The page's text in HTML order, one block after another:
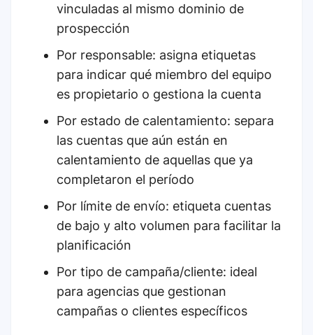
vinculadas al mismo dominio de
prospección
Por responsable: asigna etiquetas
para indicar qué miembro del equipo
es propietario o gestiona la cuenta
Por estado de calentamiento: separa
las cuentas que aún están en
calentamiento de aquellas que ya
completaron el período
Por límite de envío: etiqueta cuentas
de bajo y alto volumen para facilitar la
planificación
Por tipo de campaña/cliente: ideal
para agencias que gestionan
campañas o clientes específicos